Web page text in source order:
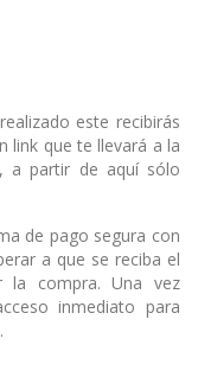
este recibirás
link que te llevará a la
a partir de aquí sólo
de pago segura con
a que se reciba el
la compra. Una vez
inmediato para